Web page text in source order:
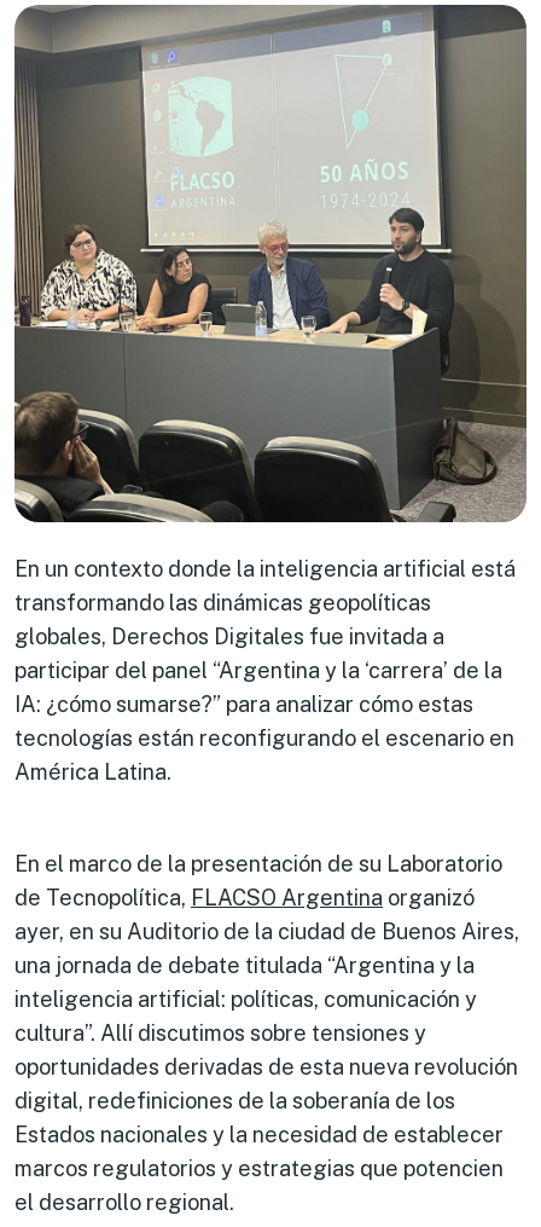
En un contexto donde la inteligencia artificial está
transformando las dinámicas geopolíticas
globales, Derechos Digitales fue invitada a
participar del panel “Argentina y la ‘carrera’ de la
IA: ¿cómo sumarse?” para analizar cómo estas
tecnologías están reconfigurando el escenario en
América Latina.
En el marco de la presentación de su Laboratorio
de Tecnopolítica, FLACSO Argentina organizó
ayer, en su Auditorio de la ciudad de Buenos Aires,
una jornada de debate titulada “Argentina y la
inteligencia artificial: políticas, comunicación y
cultura”. Allí discutimos sobre tensiones y
oportunidades derivadas de esta nueva revolución
digital, redefiniciones de la soberanía de los
Estados nacionales y la necesidad de establecer
marcos regulatorios y estrategias que potencien
el desarrollo regional.